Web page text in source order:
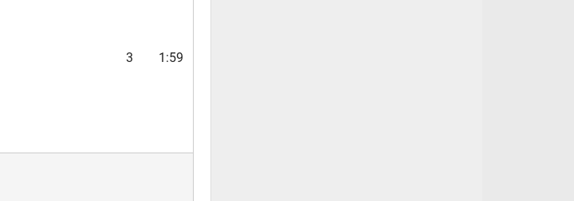
3 1:59